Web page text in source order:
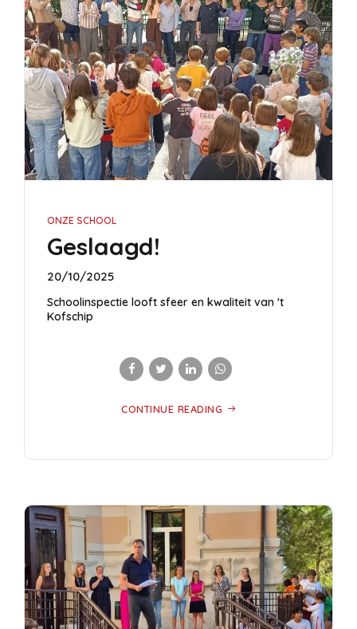
ONZE SCHOOL
Geslaagd!
20/10/2025
Schoolinspectie looft sfeer en kwaliteit van 't
Kofschip
CONTINUE READING